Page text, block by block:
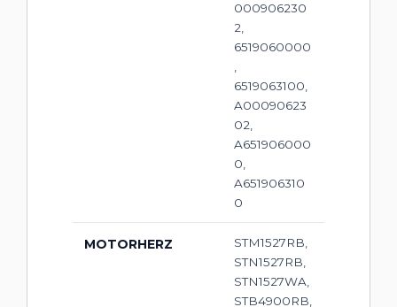
000906230
2,
6519060000
,
6519063100,
A00090623
02,
A651906000
0,
A651906310
0
MOTORHERZ
STM1527RB,
STN1527RB,
STN1527WA,
STB4900RB,